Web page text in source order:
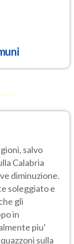
salvo
Calabria
diminuzione.
soleggiato e
gli
in
piu'
sulla